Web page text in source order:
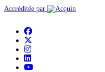
Accréditée par